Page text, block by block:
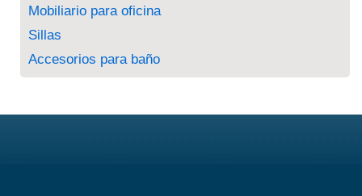
Mobiliario para oficina
Sillas
Accesorios para baño